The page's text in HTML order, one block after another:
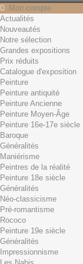
Mon compte
Contact
Français
English
Français
Actualités
Rechercher
Panier (vide)
Aucun produit
0,01€ dès 29€ d'achat
0,00 € Total
Commander
Actualités
Nouveautés
Notre sélection
Grandes expositions
Prix réduits
Catalogue d'exposition
Peinture
Peinture antiquité
Peinture Ancienne
Peinture Moyen-Âge
Peinture 16e-17e siècle
Baroque
Généralités
Maniérisme
Peintres de la réalité
Peinture 18e siècle
Généralités
Néo-classicisme
Pré-romantisme
Rococo
Peinture 19e siècle
Généralités
Impressionnisme